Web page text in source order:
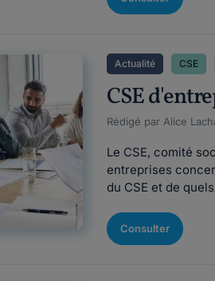
Actualité CSE
CSE
Rédigé par Alice
Le CSE, comité
entreprises
du CSE et de
Consulter